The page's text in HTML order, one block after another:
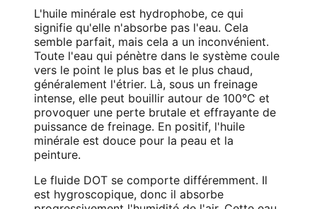
L'huile minérale est hydrophobe, ce qui
signifie qu'elle n'absorbe pas l'eau. Cela
semble parfait, mais cela a un inconvénient.
Toute l'eau qui pénètre dans le système coule
vers le point le plus bas et le plus chaud,
généralement l'étrier. Là, sous un freinage
intense, elle peut bouillir autour de 100°C et
provoquer une perte brutale et effrayante de
puissance de freinage. En positif, l'huile
minérale est douce pour la peau et la
peinture.
Le fluide DOT se comporte différemment. Il
est hygroscopique, donc il absorbe